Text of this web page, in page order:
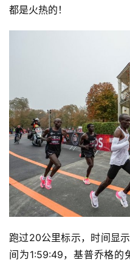
都是火热的！
跑过20公里标示，时间显
间为1:59:49，基普乔格的